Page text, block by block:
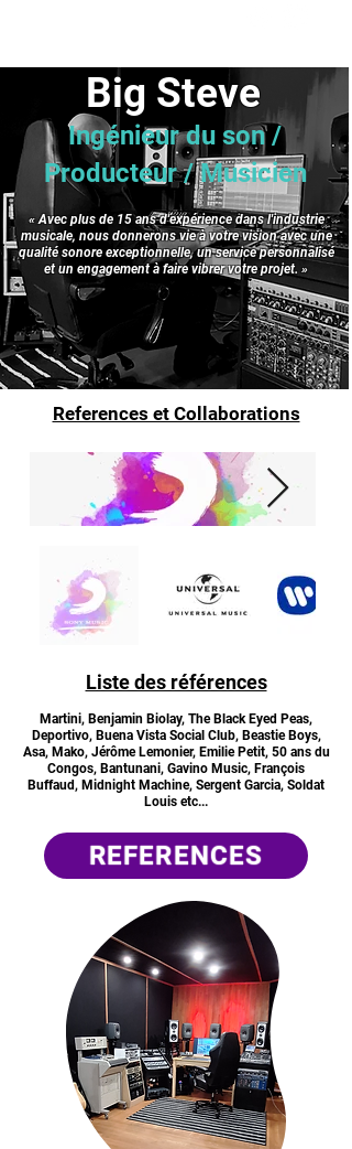
Big Steve
Ingénieur du son /
Producteur / Musicien
« Avec plus de 15 ans d'expérience dans l'industrie
musicale, nous donnerons vie à votre vision avec une
qualité sonore exceptionnelle, un service personnalisé
et un engagement à faire vibrer votre projet. »
References et Collaborations
Liste des références
Martini, Benjamin Biolay, The Black Eyed Peas,
Deportivo, Buena Vista Social Club, Beastie Boys,
Asa, Mako, Jérôme Lemonier, Emilie Petit, 50 ans du
Congos, Bantunani, Gavino Music, François
Buffaud, Midnight Machine, Sergent Garcia, Soldat
Louis etc...
REFERENCES